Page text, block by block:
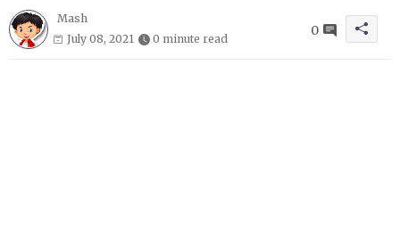
Mash
July 08, 2021
0 minute read
0